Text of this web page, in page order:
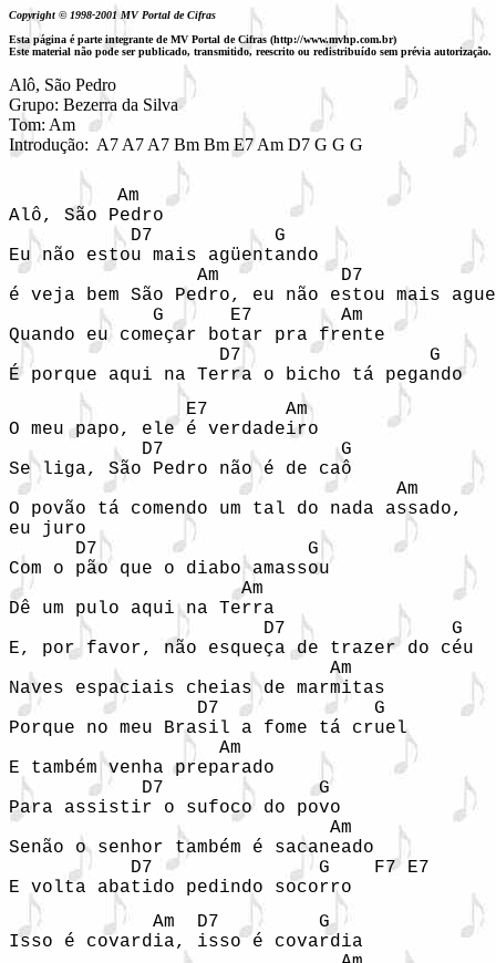
Copyright © 1998-2001 MV Portal de Cifras
Esta página é parte integrante de MV Portal de Cifras (http://www.mvhp.com.br)
Este material não pode ser publicado, transmitido, reescrito ou redistribuído sem prévia autorização.
Alô, São Pedro
Grupo: Bezerra da Silva
Tom: Am
Introdução:  A7 A7 A7 Bm Bm E7 Am D7 G G G
         Am
Alô, São Pedro
           D7           G
Eu não estou mais agüentando
Am           D7
é veja bem São Pedro, eu não estou mais
             G      E7        Am
Quando eu começar botar pra frente
                   D7                 G
É porque aqui na Terra o bicho tá pegando
                E7       Am
O meu papo, ele é verdadeiro
            D7                G
Se liga, São Pedro não é de caô
                                   Am
O povão tá comendo um tal do nada assado,
eu juro
      D7                   G
Com o pão que o diabo amassou
                     Am
Dê um pulo aqui na Terra
                       D7               G
E, por favor, não esqueça de trazer do céu
                             Am
Naves espaciais cheias de marmitas
                 D7              G
Porque no meu Brasil a fome tá cruel
                   Am
E também venha preparado
            D7              G
Para assistir o sufoco do povo
                             Am
Senão o senhor também é sacaneado
           D7               G    F7 E7
E volta abatido pedindo socorro
             Am  D7         G
Isso é covardia, isso é covardia